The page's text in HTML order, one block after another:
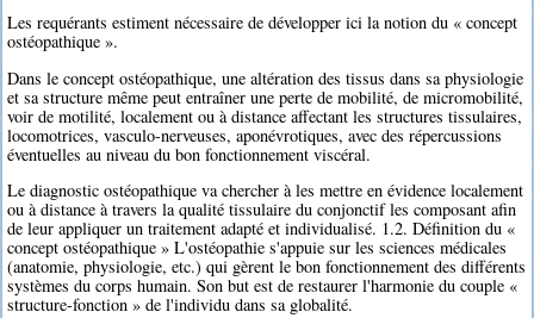
Les requérants estiment nécessaire de développer ici la notion du « concept
ostéopathique ».
Dans le concept ostéopathique, une altération des tissus dans sa physiologie
et sa structure même peut entraîner une perte de mobilité, de micromobilité,
voir de motilité, localement ou à distance affectant les structures tissulaires,
locomotrices, vasculo-nerveuses, aponévrotiques, avec des répercussions
éventuelles au niveau du bon fonctionnement viscéral.
Le diagnostic ostéopathique va chercher à les mettre en évidence localement
ou à distance à travers la qualité tissulaire du conjonctif les composant afin
de leur appliquer un traitement adapté et individualisé. 1.2. Définition du «
concept ostéopathique » L'ostéopathie s'appuie sur les sciences médicales
(anatomie, physiologie, etc.) qui gèrent le bon fonctionnement des différents
systèmes du corps humain. Son but est de restaurer l'harmonie du couple «
structure-fonction » de l'individu dans sa globalité.